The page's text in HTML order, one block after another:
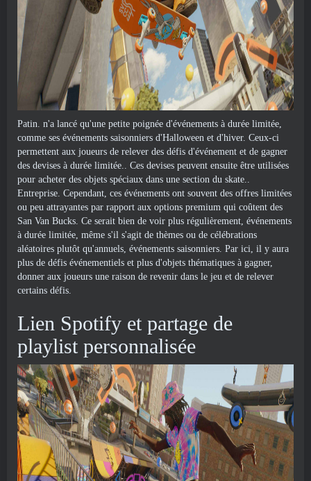
Patin. n'a lancé qu'une petite poignée d'événements à durée limitée,
comme ses événements saisonniers d'Halloween et d'hiver. Ceux-ci
permettent aux joueurs de relever des défis d'événement et de gagner
des devises à durée limitée.. Ces devises peuvent ensuite être utilisées
pour acheter des objets spéciaux dans une section du skate..
Entreprise. Cependant, ces événements ont souvent des offres limitées
ou peu attrayantes par rapport aux options premium qui coûtent des
San Van Bucks. Ce serait bien de voir plus régulièrement, événements
à durée limitée, même s'il s'agit de thèmes ou de célébrations
aléatoires plutôt qu'annuels, événements saisonniers. Par ici, il y aura
plus de défis événementiels et plus d'objets thématiques à gagner,
donner aux joueurs une raison de revenir dans le jeu et de relever
certains défis.
Lien Spotify et partage de
playlist personnalisée